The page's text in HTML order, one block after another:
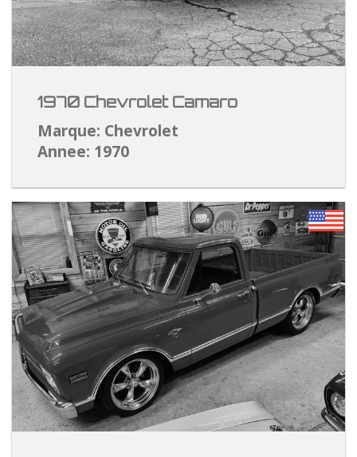
1970 Chevrolet Camaro
Marque: Chevrolet
Annee: 1970